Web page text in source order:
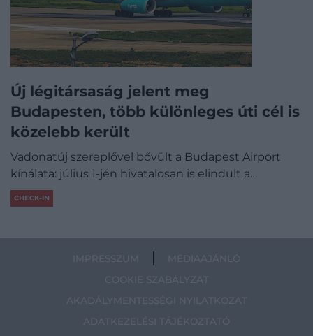
Új légitársaság jelent meg
Budapesten, több különleges úti cél is
közelebb került
Vadonatúj szereplővel bővült a Budapest Airport
kínálata: július 1-jén hivatalosan is elindult a…
CHECK-IN